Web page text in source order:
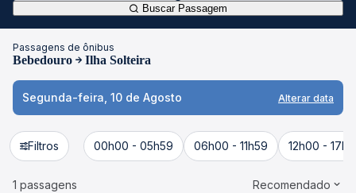
Buscar Passagem
Passagens de ônibus
Bebedouro Ilha Solteira
Segunda-feira, 10 de Agosto Alterar data
Filtros 00h00 - 05h59 06h00 - 11h59 12h00 -
1 passagens Recomendado